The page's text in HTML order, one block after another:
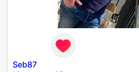
Seb87